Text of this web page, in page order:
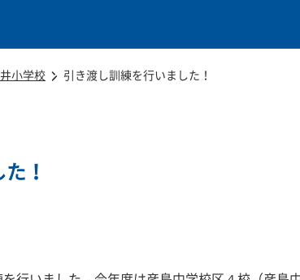
小学校 引き渡し訓練を行いました！
！